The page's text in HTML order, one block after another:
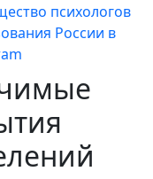
психологов
России в